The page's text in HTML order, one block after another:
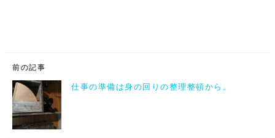
前の記事
仕事の準備は身の回りの整理整頓から。